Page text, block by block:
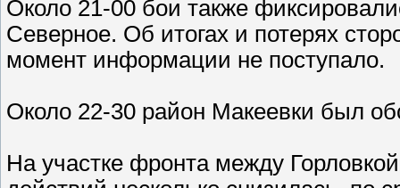
Около 21-00 бои также
Северное. Об итогах и потерях
момент информации не поступало.
Около 22-30 район Макеевки был
На участке фронта между